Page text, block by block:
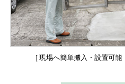
[ 現場へ簡単搬入・設置可能